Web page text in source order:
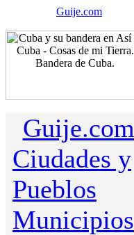
Guije.com
Guije.com
Ciudades y
Pueblos
Municipios